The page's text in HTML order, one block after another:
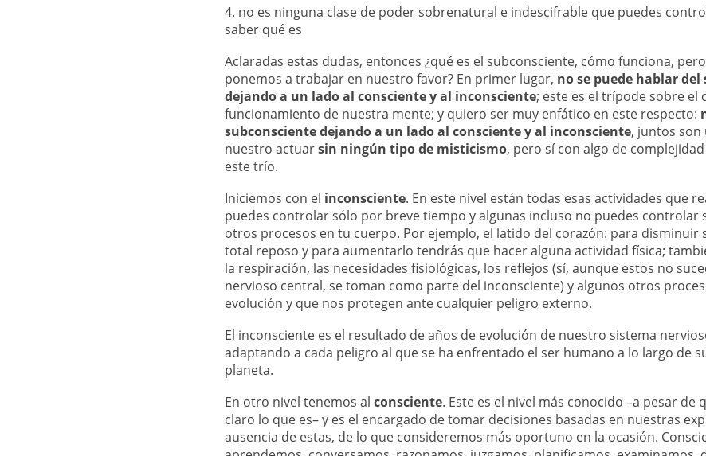
4. no es ninguna clase de poder sobrenatural e indescifrable que puedes
saber qué es
Aclaradas estas dudas, entonces ¿qué es el subconsciente, cómo funciona,
ponemos a trabajar en nuestro favor? En primer lugar, no se puede hablar
dejando a un lado al consciente y al inconsciente; este es el trípode sobre el
funcionamiento de nuestra mente; y quiero ser muy enfático en este respecto:
subconsciente dejando a un lado al consciente y al inconsciente, juntos son
nuestro actuarsin ningún tipo de misticismo, pero sí con algo de
este trío.
Iniciemos con el inconsciente. En este nivel están todas esas actividades que
puedes controlar sólo por breve tiempo y algunas incluso no puedes controlar
otros procesos en tu cuerpo. Por ejemplo, el latido del corazón: para disminuir
total reposo y para aumentarlo tendrás que hacer alguna actividad física;
la respiración, las necesidades fisiológicas, los reflejos (sí, aunque estos no
nervioso central, se toman como parte del inconsciente) y algunos otros
evolución y que nos protegen ante cualquier peligro externo.
El inconsciente es el resultado de años de evolución de nuestro sistema
adaptando a cada peligro al que se ha enfrentado el ser humano a lo largo de
planeta.
En otro nivel tenemos al consciente. Este es el nivel más conocido –a pesar de
claro lo que es– y es el encargado de tomar decisiones basadas en nuestras
ausencia de estas, de lo que consideremos más oportuno en la ocasión.